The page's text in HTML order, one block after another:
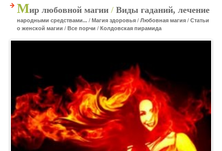
Мир любовной магии / Виды гаданий, лечение
народными средствами... / Магия здоровья / Любовная магия / Статьи
о женской магии / Все порчи / Колдовская пирамида